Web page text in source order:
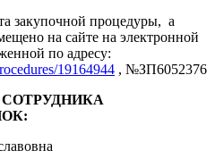
закупочной процедуры, а
на сайте на электронной
по адресу:
19164944 , №ЗП6052376